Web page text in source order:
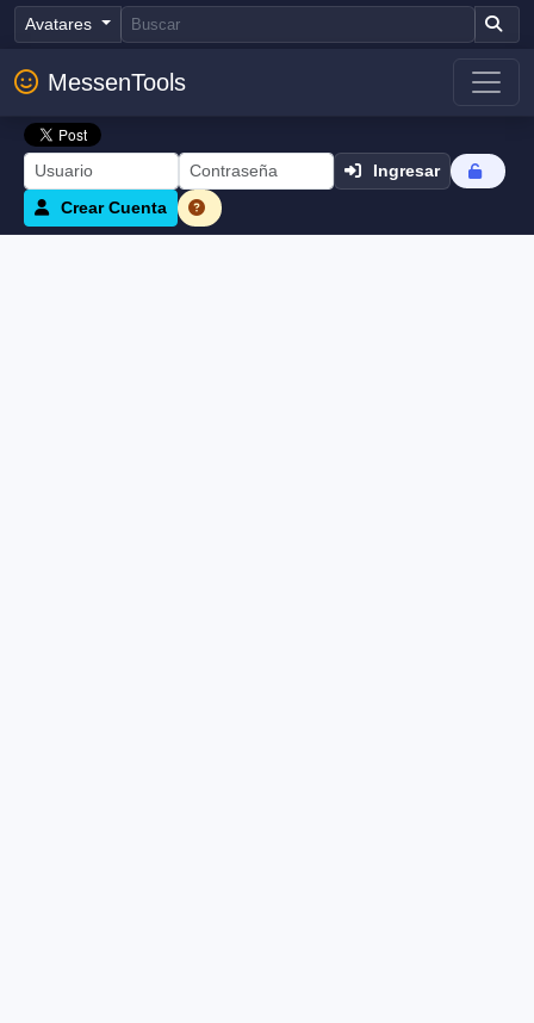
Avatares
MessenTools
Ingresar
Crear Cuenta